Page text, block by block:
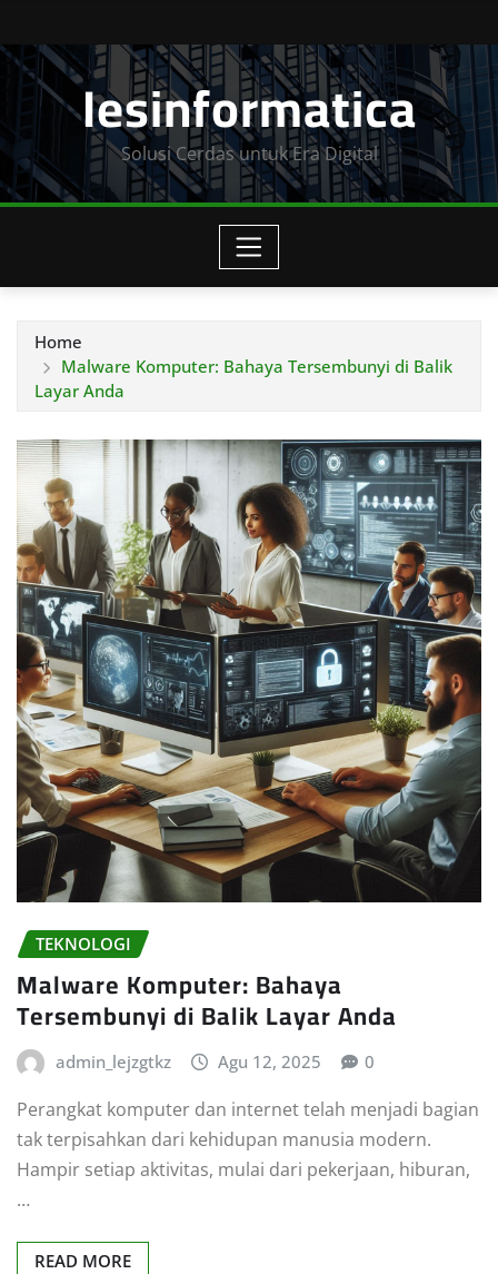
to
content
Iesinformatica
Solusi Cerdas untuk Era Digital
Home
Malware Komputer: Bahaya Tersembunyi di Balik
Layar Anda
TEKNOLOGI
Malware Komputer: Bahaya
Tersembunyi di Balik Layar Anda
admin_lejzgtkz Agu 12, 2025 0
Perangkat komputer dan internet telah menjadi bagian
tak terpisahkan dari kehidupan manusia modern.
Hampir setiap aktivitas, mulai dari pekerjaan, hiburan,
…
READ MORE